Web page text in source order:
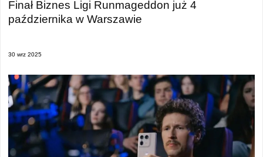
Finał Biznes Ligi Runmageddon już 4
października w Warszawie
30 wrz 2025